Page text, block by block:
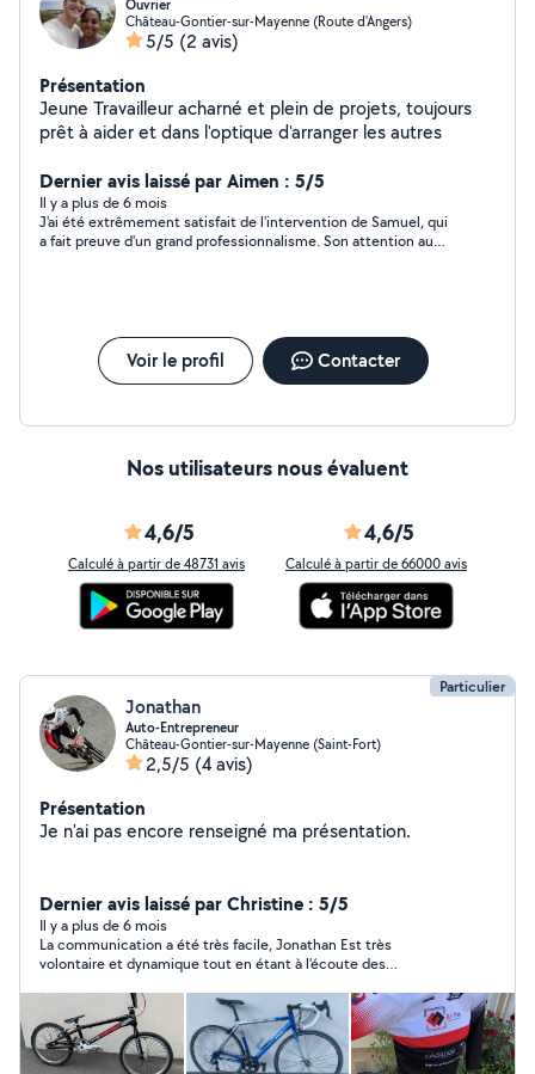
Ouvrier
Château-Gontier-sur-Mayenne (Route d'Angers)
5/5 (2 avis)
Présentation
Jeune Travailleur acharné et plein de projets, toujours
prêt à aider et dans l'optique d'arranger les autres
Dernier avis laissé par Aimen : 5/5
Il y a plus de 6 mois
J'ai été extrêmement satisfait de l'intervention de Samuel, qui
a fait preuve d'un grand professionnalisme. Son attention au
Voir le profil Contacter
Nos utilisateurs nous évaluent
4,6/5
Calculé à partir de 48731 avis
4,6/5
Calculé à partir de 66000 avis
Particulier
Jonathan
Auto-Entrepreneur
Château-Gontier-sur-Mayenne (Saint-Fort)
2,5/5 (4 avis)
Présentation
Je n'ai pas encore renseigné ma présentation.
Dernier avis laissé par Christine : 5/5
Il y a plus de 6 mois
La communication a été très facile, Jonathan Est très
volontaire et dynamique tout en étant à l’écoute des
Encore merci Jonathan